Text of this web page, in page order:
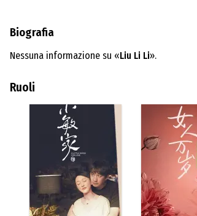
Biografia
Nessuna informazione su «Liu Li Li».
Ruoli